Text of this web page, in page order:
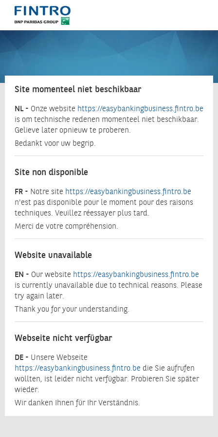
Site momenteel niet beschikbaar
NL - Onze website https://easybankingbusiness.fintro.be
is om technische redenen momenteel niet beschikbaar.
Gelieve later opnieuw te proberen.
Bedankt voor uw begrip.
Site non disponible
FR - Notre site https://easybankingbusiness.fintro.be
n'est pas disponible pour le moment pour des raisons
techniques. Veuillez réessayer plus tard.
Merci de votre compréhension.
Website unavailable
EN - Our website https://easybankingbusiness.fintro.be
is currently unavailable due to technical reasons. Please
try again later.
Thank you for your understanding.
Webseite nicht verfügbar
DE - Unsere Webseite
https://easybankingbusiness.fintro.be die Sie aufrufen
wollten, ist leider nicht verfügbar. Probieren Sie später
wieder.
Wir danken Ihnen für Ihr Verständnis.